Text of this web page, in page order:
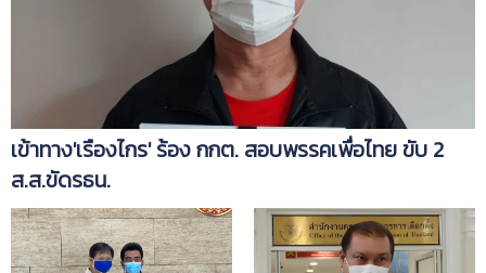
เข้าทาง'เรืองไกร' ร้อง กกต. สอบพรรคเพื่อไทย ขับ 2
ส.ส.ขัดรธน.